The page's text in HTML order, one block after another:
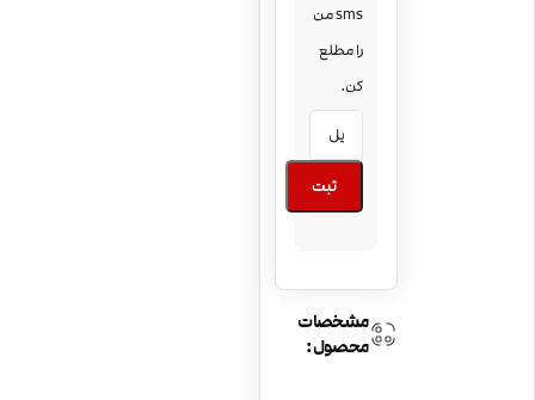
sms من
را مطلع
کن.
ثبت
مشخصات
محصول: